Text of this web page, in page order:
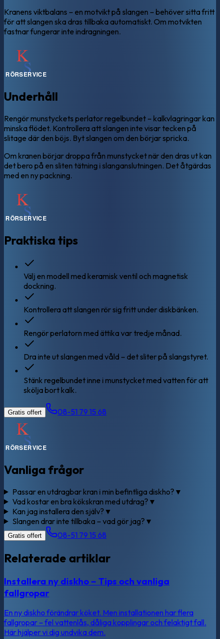
Kranens viktbalans – en motvikt på slangen – behöver sitta fritt
för att slangen ska dras tillbaka automatiskt. Om motvikten
fastnar fungerar inte indragningen.
Underhåll
Rengör munstyckets perlator regelbundet – kalkvlagringar kan
minska flödet. Kontrollera att slangen inte visar tecken på
slitage där den böjs. Byt slangen om den börjar spricka.
Om kranen börjar droppa från munstycket när den dras ut kan
det bero på en sliten tätning i slanganslutningen. Det åtgärdas
med en ny packning.
Praktiska tips
Välj en modell med keramisk ventil och magnetisk
dockning.
Kontrollera att slangen rör sig fritt under diskbänken.
Rengör perlatorn med ättika var tredje månad.
Dra inte ut slangen med våld – det sliter på slangstyret.
Stänk regelbundet inne i munstycket med vatten för att
skölja bort kalk.
Gratis offert 08-51 79 15 68
Vanliga frågor
Passar en utdragbar kran i min befintliga diskho? ▼
Vad kostar en bra kökskran med utdrag? ▼
Kan jag installera den själv? ▼
Slangen drar inte tillbaka – vad gör jag? ▼
Gratis offert 08-51 79 15 68
Relaterade artiklar
Installera ny diskho – Tips och vanliga
fallgropar
En ny diskho förändrar köket. Men installationen har flera
fallgropar – fel vattenlås, dåliga kopplingar och felaktigt fall.
Här hjälper vi dig undvika dem.